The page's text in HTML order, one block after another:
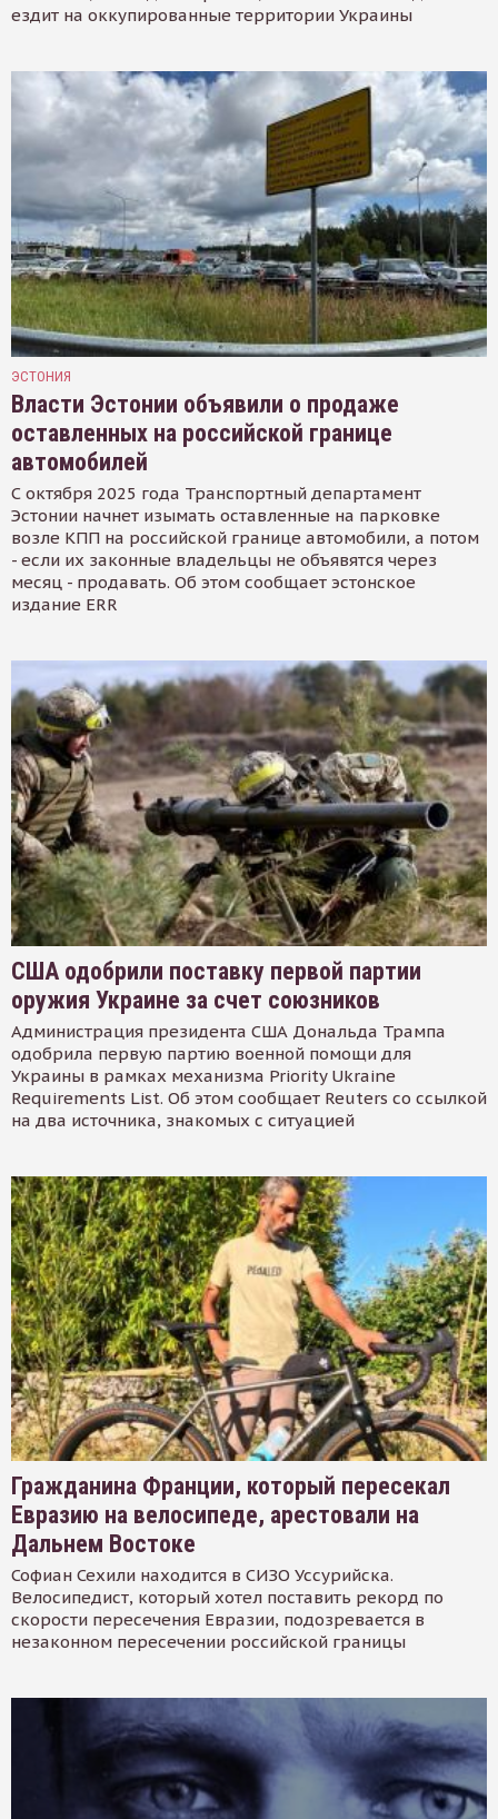
ездит на оккупированные территории Украины
ЭСТОНИЯ
Власти Эстонии объявили о продаже
оставленных на российской границе
автомобилей
С октября 2025 года Транспортный департамент
Эстонии начнет изымать оставленные на парковке
возле КПП на российской границе автомобили, а потом
- если их законные владельцы не объявятся через
месяц - продавать. Об этом сообщает эстонское
издание ERR
США одобрили поставку первой партии
оружия Украине за счет союзников
Администрация президента США Дональда Трампа
одобрила первую партию военной помощи для
Украины в рамках механизма Priority Ukraine
Requirements List. Об этом сообщает Reuters со ссылкой
на два источника, знакомых с ситуацией
Гражданина Франции, который пересекал
Евразию на велосипеде, арестовали на
Дальнем Востоке
Софиан Сехили находится в СИЗО Уссурийска.
Велосипедист, который хотел поставить рекорд по
скорости пересечения Евразии, подозревается в
незаконном пересечении российской границы